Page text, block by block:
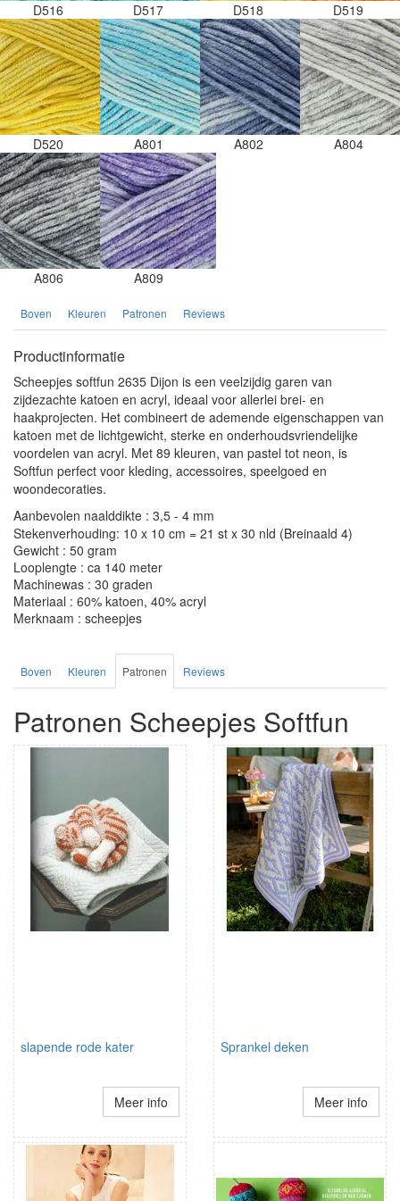
D516 D517 D518 D519
D520 A801 A802 A804
A806 A809
Boven Kleuren Patronen Reviews
Productinformatie
Scheepjes softfun 2635 Dijon is een veelzijdig garen van
zijdezachte katoen en acryl, ideaal voor allerlei brei- en
haakprojecten. Het combineert de ademende eigenschappen van
katoen met de lichtgewicht, sterke en onderhoudsvriendelijke
voordelen van acryl. Met 89 kleuren, van pastel tot neon, is
Softfun perfect voor kleding, accessoires, speelgoed en
woondecoraties.
Aanbevolen naalddikte : 3,5 - 4 mm
Stekenverhouding: 10 x 10 cm = 21 st x 30 nld (Breinaald 4)
Gewicht : 50 gram
Looplengte : ca 140 meter
Machinewas : 30 graden
Materiaal : 60% katoen, 40% acryl
Merknaam : scheepjes
Boven Kleuren Patronen Reviews
Patronen Scheepjes Softfun
slapende rode kater
Meer info
Sprankel deken
Meer info